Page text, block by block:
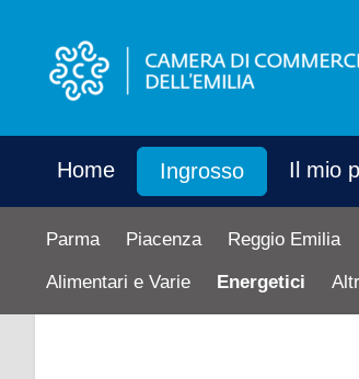
Home Ingrosso Il mio
Parma Piacenza Reggio Emilia
Alimentari e Varie Energetici